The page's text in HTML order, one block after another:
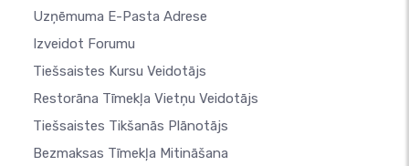
Uzņēmuma E-Pasta Adrese
Izveidot Forumu
Tiešsaistes Kursu Veidotājs
Restorāna Tīmekļa Vietņu Veidotājs
Tiešsaistes Tikšanās Plānotājs
Bezmaksas Tīmekļa Mitināšana